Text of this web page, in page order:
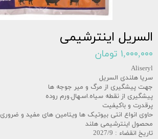
السریل اینترشیمی
۱,۰۰۰,۰۰۰ تومان
Aliseryl
سریا هلندی السریل
جهت پیشگیری از مرگ و میر جوجه ها
پیشگیری از نقطه سیاه.اسهال.ورم روده
پرقدرت و باکیفیت
حاوی انواع انتی بیوتیک ها ویتامین های مفید و ضروری
محصول اینترشیمی هلند
تاریخ انقضاء : 2027/9